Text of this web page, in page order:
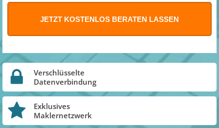
Verschlüsselte
Datenverbindung
Exklusives
Maklernetzwerk